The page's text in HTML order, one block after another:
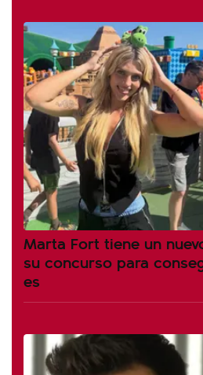
Marta Fort tiene un
su concurso para
es